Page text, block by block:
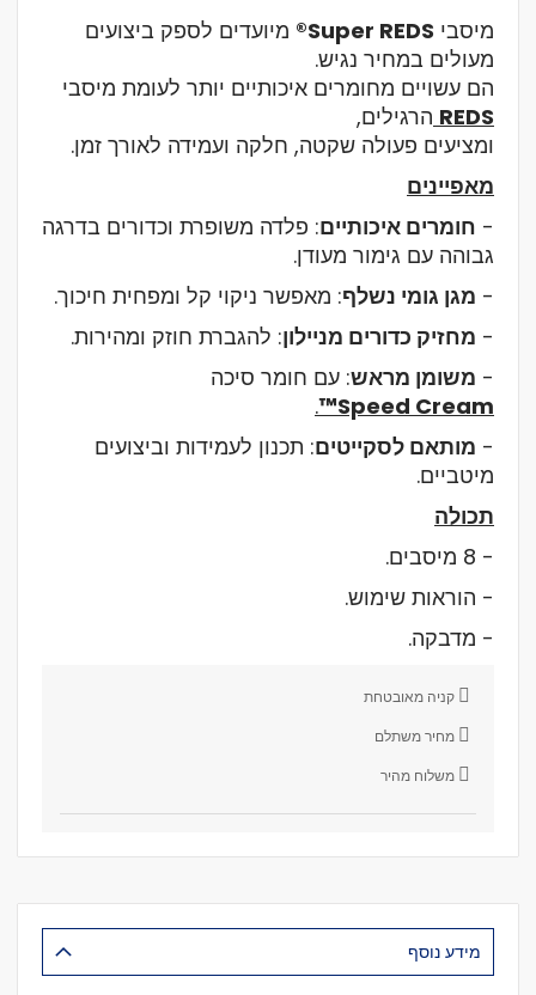
מיסבי Super REDS®
מיועדים לספק ביצועים
מעולים במחיר נגיש.
הם עשויים מחומרים איכותיים יותר לעומת מיסבי
REDS הרגילים,
ומציעים פעולה שקטה, חלקה ועמידה לאורך זמן.
מאפיינים
- חומרים איכותיים: פלדה משופרת וכדורים בדרגה
גבוהה עם גימור מעודן.
- מגן גומי נשלף: מאפשר ניקוי קל ומפחית חיכוך.
- מחזיק כדורים מניילון: להגברת חוזק ומהירות.
- משומן מראש: עם חומר סיכה
Speed Cream™
.
- מותאם לסקייטים: תכנון לעמידות וביצועים
מיטביים.
תכולה
- 8 מיסבים.
- הוראות שימוש.
- מדבקה.
קניה מאובטחת
מחיר משתלם
משלוח מהיר
מידע נוסף